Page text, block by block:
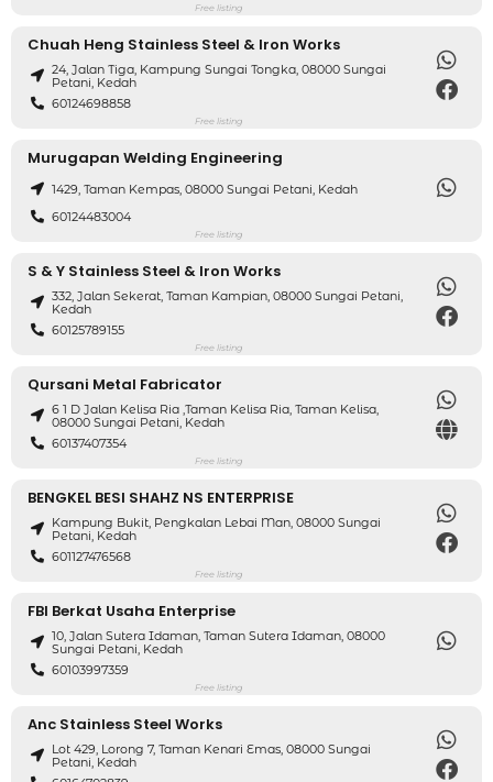
Free listing
Chuah Heng Stainless Steel & Iron Works
24, Jalan Tiga, Kampung Sungai Tongka, 08000 Sungai
Petani, Kedah
60124698858
Free listing
Murugapan Welding Engineering
1429, Taman Kempas, 08000 Sungai Petani, Kedah
60124483004
Free listing
S & Y Stainless Steel & Iron Works
332, Jalan Sekerat, Taman Kampian, 08000 Sungai Petani,
Kedah
60125789155
Free listing
Qursani Metal Fabricator
6 1 D Jalan Kelisa Ria ,Taman Kelisa Ria, Taman Kelisa,
08000 Sungai Petani, Kedah
60137407354
Free listing
BENGKEL BESI SHAHZ NS ENTERPRISE
Kampung Bukit, Pengkalan Lebai Man, 08000 Sungai
Petani, Kedah
601127476568
Free listing
FBI Berkat Usaha Enterprise
10, Jalan Sutera Idaman, Taman Sutera Idaman, 08000
Sungai Petani, Kedah
60103997359
Free listing
Anc Stainless Steel Works
Lot 429, Lorong 7, Taman Kenari Emas, 08000 Sungai
Petani, Kedah